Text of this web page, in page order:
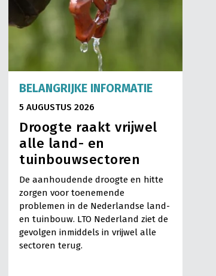
BELANGRIJKE INFORMATIE
5 AUGUSTUS 2026
Droogte raakt vrijwel
alle land- en
tuinbouwsectoren
De aanhoudende droogte en hitte
zorgen voor toenemende
problemen in de Nederlandse land-
en tuinbouw. LTO Nederland ziet de
gevolgen inmiddels in vrijwel alle
sectoren terug.